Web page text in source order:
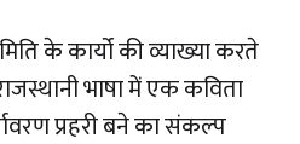
के कार्यो की व्याख्या करते
भाषा में एक कविता
प्रहरी बने का संकल्प